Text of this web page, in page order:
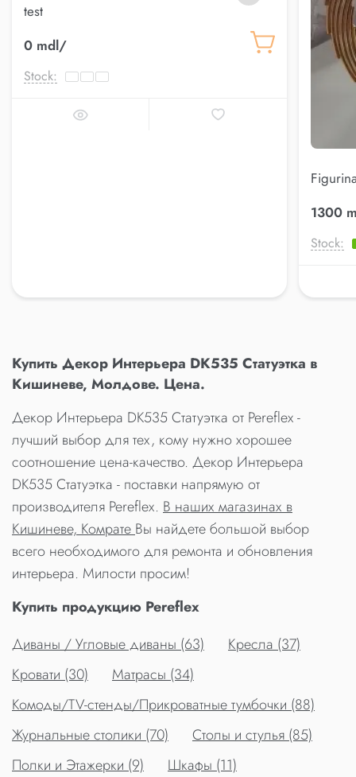
test
0 mdl/
Stock:
1300
Stock:
Купить Декор Интерьера DK535 Статуэтка в
Кишиневе, Молдове. Цена.
Декор Интерьера DK535 Статуэтка от Pereflex -
лучший выбор для тех, кому нужно хорошее
соотношение цена-качество. Декор Интерьера
DK535 Статуэтка - поставки напрямую от
производителя Pereflex. В наших магазинах в
Кишиневе, КомратеВы найдете большой выбор
всего необходимого для ремонта и обновления
интерьера. Милости просим!
Купить продукцию Pereflex
Диваны / Угловые диваны (63)
Кресла (37)
Кровати (30)
Матрасы (34)
Комоды/TV-стенды/Прикроватные тумбочки (88)
Журнальные столики (70)
Столы и стулья (85)
Полки и Этажерки (9)
Шкафы (11)